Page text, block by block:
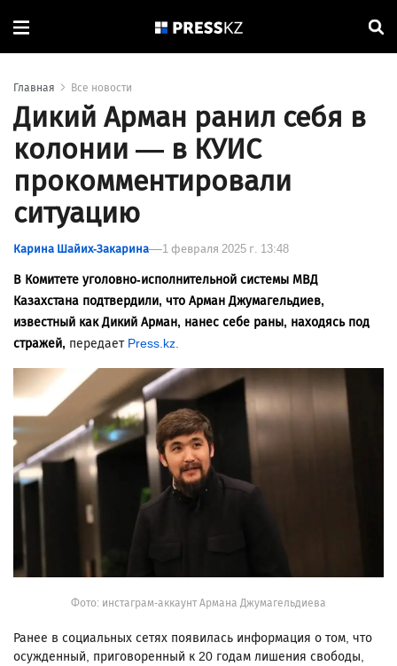
Главная Все новости
Дикий Арман ранил себя в
колонии — в КУИС
прокомментировали
ситуацию
Карина Шайих-Закарина 1 февраля 2025 г. 13:48
В Комитете уголовно-исполнительной системы МВД
Казахстана подтвердили, что Арман Джумагельдиев,
известный как Дикий Арман, нанес себе раны, находясь под
стражей, передает Press.kz.
Фото: инстаграм-аккаунт Армана Джумагельдиева
Ранее в социальных сетях появилась информация о том, что
осужденный, приговоренный к 20 годам лишения свободы,